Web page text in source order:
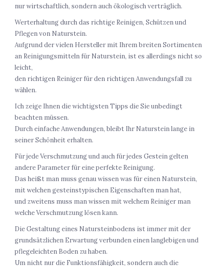
nur wirtschaftlich, sondern auch ökologisch verträglich.
Werterhaltung durch das richtige Reinigen, Schützen und
Pflegen von Naturstein.
Aufgrund der vielen Hersteller mit Ihrem breiten Sortimenten
an Reinigungsmitteln für Naturstein, ist es allerdings nicht so
leicht,
den richtigen Reiniger für den richtigen Anwendungsfall zu
wählen.
Ich zeige Ihnen die wichtigsten Tipps die Sie unbedingt
beachten müssen.
Durch einfache Anwendungen, bleibt Ihr Naturstein lange in
seiner Schönheit erhalten.
Für jede Verschmutzung und auch für jedes Gestein gelten
andere Parameter für eine perfekte Reinigung.
Das heißt man muss genau wissen was für einen Naturstein,
mit welchen gesteinstypischen Eigenschaften man hat,
und zweitens muss man wissen mit welchem Reiniger man
welche Verschmutzung lösen kann.
Die Gestaltung eines Natursteinbodens ist immer mit der
grundsätzlichen Erwartung verbunden einen langlebigen und
pflegeleichten Boden zu haben.
Um nicht nur die Funktionsfähigkeit, sondern auch die